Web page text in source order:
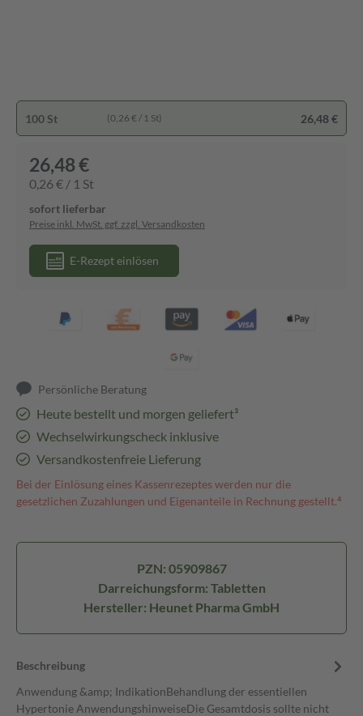
100 St (0,26 € / 1 St) 26,48 €
26,48 €
0,26 € / 1 St
sofort lieferbar
Preise inkl. MwSt. ggf. zzgl. Versandkosten
E-Rezept einlösen
Persönliche Beratung
Heute bestellt und morgen geliefert³
Wechselwirkungscheck inklusive
Versandkostenfreie Lieferung
Bei der Einlösung eines Kassenrezeptes werden nur die
gesetzlichen Zuzahlungen und Eigenanteile in Rechnung gestellt.⁴
PZN: 05909867
Darreichungsform: Tabletten
Hersteller: Heunet Pharma GmbH
Beschreibung
Anwendung &amp; IndikationBehandlung der essentiellen
Hypertonie AnwendungshinweiseDie Gesamtdosis sollte nicht